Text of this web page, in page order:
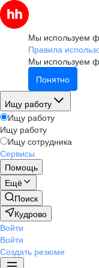
Мы используем
Правила
Мы используем
Понятно
Ищу работу
Ищу работу
Ищу работу
Ищу сотрудника
Сервисы
Помощь
Ещё
Поиск
Кудрово
Войти
Войти
Создать резюме